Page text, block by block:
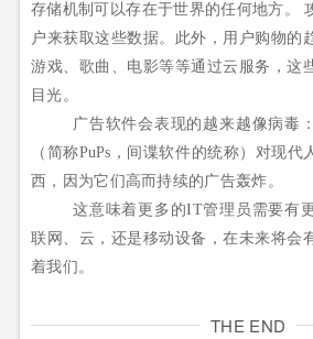
存储机制可以存在于世界的任何地方。
户来获取这些数据。此外，用户购物的
游戏、歌曲、电影等等通过云服务，这
目光。
广告软件会表现的越来越像病毒
（简称PuPs，间谍软件的统称）对现
西，因为它们高而持续的广告轰炸。
这意味着更多的IT管理员需要有
联网、云，还是移动设备，在未来将会
着我们。
THE END